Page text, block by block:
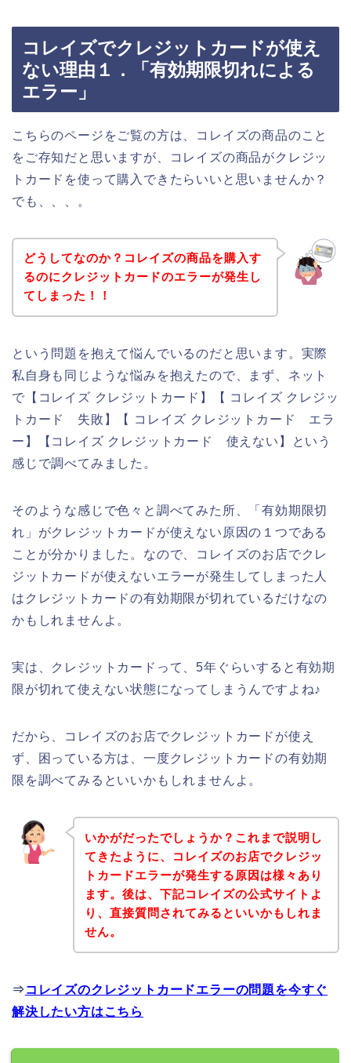
コレイズでクレジットカードが使え
ない理由１．「有効期限切れによる
エラー」
こちらのページをご覧の方は、コレイズの商品のこと
をご存知だと思いますが、コレイズの商品がクレジッ
トカードを使って購入できたらいいと思いませんか？
でも、、、。
どうしてなのか？コレイズの商品を購入す
るのにクレジットカードのエラーが発生し
てしまった！！
という問題を抱えて悩んでいるのだと思います。実際
私自身も同じような悩みを抱えたので、まず、ネット
で【コレイズ クレジットカード】【 コレイズ クレジッ
トカード 失敗】【 コレイズ クレジットカード エラ
ー】【コレイズ クレジットカード 使えない】という
感じで調べてみました。
そのような感じで色々と調べてみた所、「有効期限切
れ」がクレジットカードが使えない原因の１つである
ことが分かりました。なので、コレイズのお店でクレ
ジットカードが使えないエラーが発生してしまった人
はクレジットカードの有効期限が切れているだけなの
かもしれませんよ。
実は、クレジットカードって、5年ぐらいすると有効期
限が切れて使えない状態になってしまうんですよね♪
だから、コレイズのお店でクレジットカードが使え
ず、困っている方は、一度クレジットカードの有効期
限を調べてみるといいかもしれませんよ。
いかがだったでしょうか？これまで説明し
てきたように、コレイズのお店でクレジッ
トカードエラーが発生する原因は様々あり
ます。後は、下記コレイズの公式サイトよ
り、直接質問されてみるといいかもしれま
せん。
⇒ コレイズのクレジットカードエラーの問題を今すぐ
解決したい方はこちら